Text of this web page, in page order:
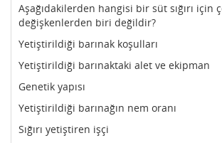
Aşağıdakilerden hangisi bir süt sığırı için
değişkenlerden biri değildir?
Yetiştirildiği barınak koşulları
Yetiştirildiği barınaktaki alet ve ekipman
Genetik yapısı
Yetiştirildiği barınağın nem oranı
Sığırı yetiştiren işçi